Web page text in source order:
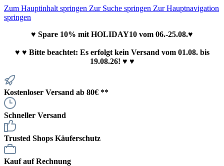
Zum Hauptinhalt springen Zur Suche springen Zur Hauptnavigation
springen
♥ Spare 10% mit HOLIDAY10 vom 06.-25.08.♥
♥ ♥ Bitte beachtet: Es erfolgt kein Versand vom 01.08. bis
19.08.26! ♥ ♥
Kostenloser Versand ab 80€ **
Schneller Versand
Trusted Shops Käuferschutz
Kauf auf Rechnung